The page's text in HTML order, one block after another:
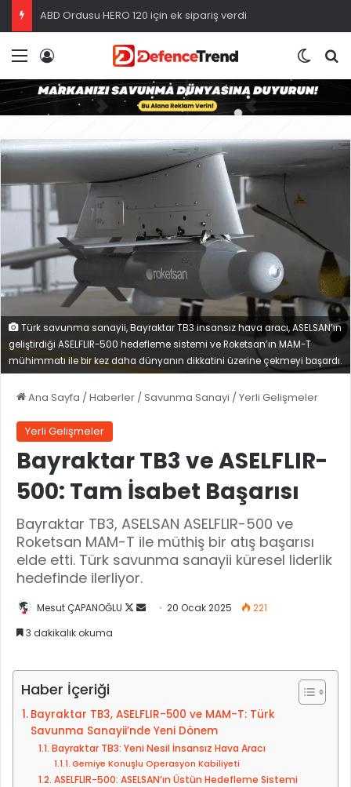
ABD Ordusu HERO 120 için ek sipariş verdi
Menü Dış
Türk savunma sanayii, Bayraktar TB3 insansız hava aracı, ASELSAN’ın
geliştirdiği ASELFLIR-500 hedefleme sistemi ve Roketsan’ın MAM-T
mühimmatı ile bir kez daha dünyanın dikkatini üzerine çekmeyi başardı.
Ana Sayfa /Haberler /Savunma Sanayi /Yerli Gelişmeler
Yerli Gelişmeler
Bayraktar TB3 ve ASELFLIR-
500: Tam İsabet Başarısı
Bayraktar TB3, ASELSAN ASELFLIR-500 ve
Roketsan MAM-T ile müthiş bir atış başarısı
elde etti. Türk savunma sanayii küresel liderlik
hedefinde ilerliyor.
Mesut ÇAPANOĞLU
X
i
e
d
o
t
a
20 Ocak 2025
221
3 dakikalık okuma
Haber İçeriği
Bayraktar TB3, ASELFLIR-500 ve MAM-T: Türk
Savunma Sanayii’nde Yeni Dönem
Bayraktar TB3: Yeni Nesil İnsansız Hava Aracı
Gemiye Konuşlu Operasyon Kabiliyeti
ASELFLIR-500: ASELSAN’ın Üstün Hedefleme Sistemi